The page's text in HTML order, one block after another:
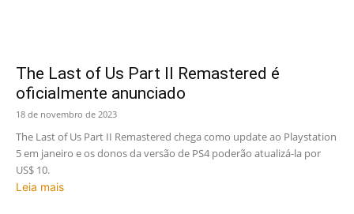
The Last of Us Part II Remastered é
oficialmente anunciado
18 de novembro de 2023
The Last of Us Part II Remastered chega como update ao Playstation
5 em janeiro e os donos da versão de PS4 poderão atualizá-la por
US$ 10.
Leia mais